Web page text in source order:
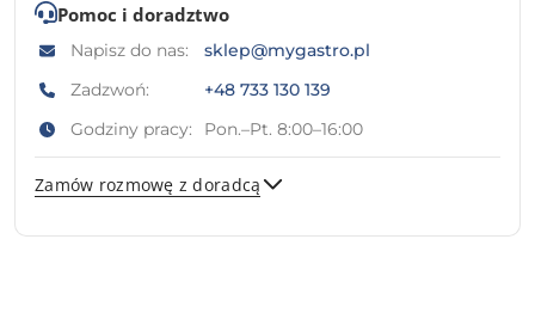
Pomoc i doradztwo
Napisz do nas:
sklep@mygastro.pl
Zadzwoń:
+48 733 130 139
Godziny pracy:
Pon.–Pt. 8:00–16:00
Zamów rozmowę z doradcą